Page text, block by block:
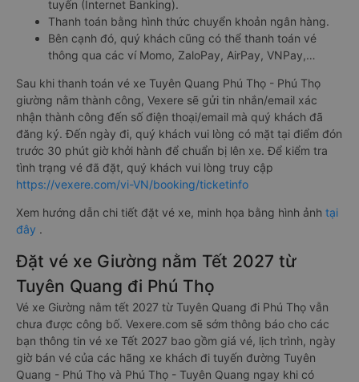
tuyến (Internet Banking).
Thanh toán bằng hình thức chuyển khoản ngân hàng.
Bên cạnh đó, quý khách cũng có thể thanh toán vé
thông qua các ví Momo, ZaloPay, AirPay, VNPay,…
Sau khi thanh toán vé xe Tuyên Quang Phú Thọ - Phú Thọ
giường nằm thành công, Vexere sẽ gửi tin nhắn/email xác
nhận thành công đến số điện thoại/email mà quý khách đã
đăng ký. Đến ngày đi, quý khách vui lòng có mặt tại điểm đón
trước 30 phút giờ khởi hành để chuẩn bị lên xe. Để kiểm tra
tình trạng vé đã đặt, quý khách vui lòng truy cập
https://vexere.com/vi-VN/booking/ticketinfo
Xem hướng dẫn chi tiết đặt vé xe, minh họa bằng hình ảnh tại
đây .
Đặt vé xe Giường nằm Tết 2027 từ
Tuyên Quang đi Phú Thọ
Vé xe Giường nằm tết 2027 từ Tuyên Quang đi Phú Thọ vẫn
chưa được công bố. Vexere.com sẽ sớm thông báo cho các
bạn thông tin vé xe Tết 2027 bao gồm giá vé, lịch trình, ngày
giờ bán vé của các hãng xe khách đi tuyến đường Tuyên
Quang - Phú Thọ và Phú Thọ - Tuyên Quang ngay khi có